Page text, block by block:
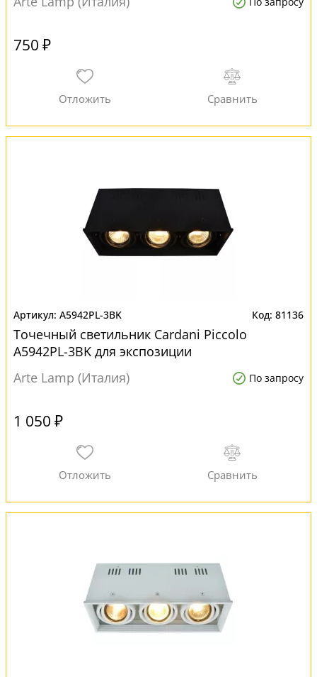
750 ₽
A5942PL-3BK 81136
Точечный светильник Cardani Piccolo
A5942PL-3BK для экспозиции
Arte Lamp (Италия)
По запросу
1 050 ₽